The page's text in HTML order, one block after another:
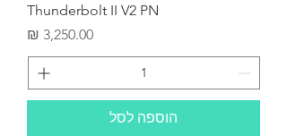
Thunderbolt II V2 PN
מחיר
הוספה לסל